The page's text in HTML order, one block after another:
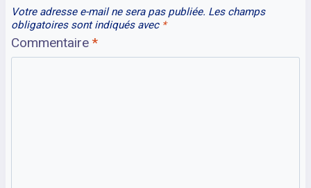
Votre adresse e-mail ne sera pas publiée. Les champs
obligatoires sont indiqués avec *
Commentaire *